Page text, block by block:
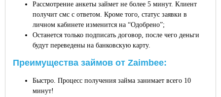
Рассмотрение анкеты займет не более 5 минут. Клиент
получит смс с ответом. Кроме того, статус заявки в
личном кабинете изменится на “Одобрено”;
Останется только подписать договор, после чего деньги
будут переведены на банковскую карту.
Преимущества займов от Zaimbee:
Быстро. Процесс получения займа занимает всего 10
минут!